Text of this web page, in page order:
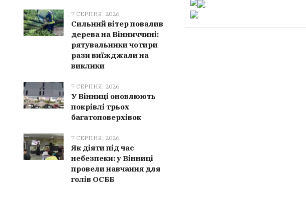
7 СЕРПНЯ, 2026
Сильний вітер повалив
дерева на Вінниччині:
рятувальники чотири
рази виїжджали на
виклики
7 СЕРПНЯ, 2026
У Вінниці оновлюють
покрівлі трьох
багатоповерхівок
7 СЕРПНЯ, 2026
Як діяти під час
небезпеки: у Вінниці
провели навчання для
голів ОСББ